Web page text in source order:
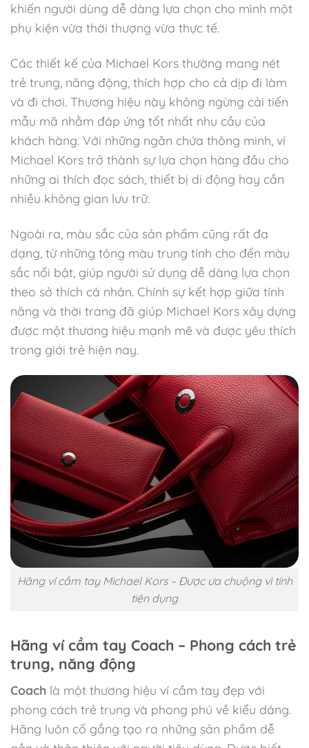
khiến người dùng dễ dàng lựa chọn cho mình một
phụ kiện vừa thời thượng vừa thực tế.
Các thiết kế của Michael Kors thường mang nét
trẻ trung, năng động, thích hợp cho cả dịp đi làm
và đi chơi. Thương hiệu này không ngừng cải tiến
mẫu mã nhằm đáp ứng tốt nhất nhu cầu của
khách hàng. Với những ngăn chứa thông minh, ví
Michael Kors trở thành sự lựa chọn hàng đầu cho
những ai thích đọc sách, thiết bị di động hay cần
nhiều không gian lưu trữ.
Ngoài ra, màu sắc của sản phẩm cũng rất đa
dạng, từ những tông màu trung tính cho đến màu
sắc nổi bật, giúp người sử dụng dễ dàng lựa chọn
theo sở thích cá nhân. Chính sự kết hợp giữa tính
năng và thời trang đã giúp Michael Kors xây dựng
được một thương hiệu mạnh mẽ và được yêu thích
trong giới trẻ hiện nay.
Hãng ví cầm tay Michael Kors – Được ưa chuộng vì tính
tiện dụng
Hãng ví cầm tay Coach – Phong cách trẻ
trung, năng động
Coach là một thương hiệu ví cầm tay đẹp với
phong cách trẻ trung và phong phú về kiểu dáng.
Hãng luôn cố gắng tạo ra những sản phẩm dễ